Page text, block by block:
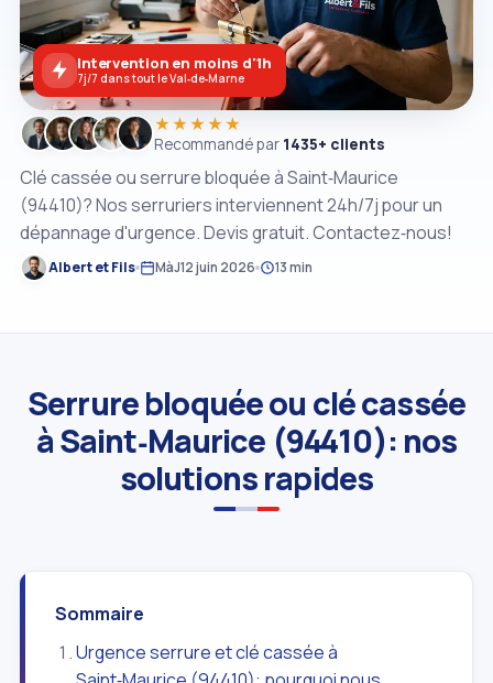
Clé cassée ou serrure bloquée à Saint‑Maurice
(94410)? Nos serruriers interviennent 24h/7j pour un
dépannage d'urgence. Devis gratuit. Contactez‑nous!
Albert et Fils MàJ12 juin 2026 13 min
★★★★★
Recommandé par 1435+ clients
Intervention en moins d'1h
7j/7 dans tout le Val‑de‑Marne
Serrure bloquée ou clé cassée
à Saint‑Maurice (94410): nos
solutions rapides
Sommaire
Urgence serrure et clé cassée à